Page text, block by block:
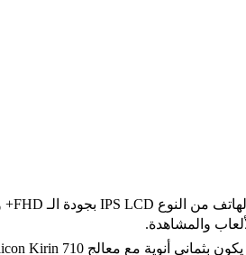
والمشاهدة.